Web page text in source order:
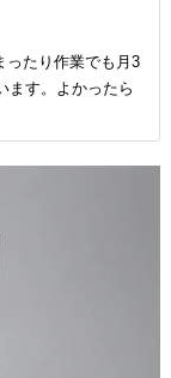
ったり作業でも月3
ます。よかったら